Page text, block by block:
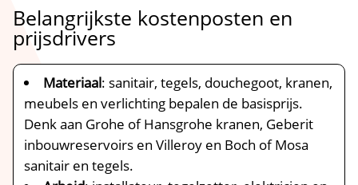
Belangrijkste kostenposten en
prijsdrivers
Materiaal: sanitair, tegels, douchegoot, kranen,
meubels en verlichting bepalen de basisprijs.​
Denk aan Grohe of Hansgrohe kranen, Geberit
inbouwreservoirs en Villeroy en Boch of Mosa
sanitair en tegels.​